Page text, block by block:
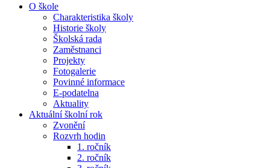
O škole
Charakteristika školy
Historie školy
Školská rada
Zaměstnanci
Projekty
Fotogalerie
Povinné informace
E-podatelna
Aktuality
Aktuální školní rok
Zvonění
Rozvrh hodin
1. ročník
2. ročník